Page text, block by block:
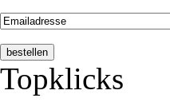
Topklicks